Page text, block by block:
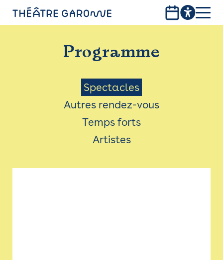
PROGRAMME
INFOS PRATIQUES
AVEC LES PUBLICS
ACCESSIBILITÉ
LES PRODUCTIONS
Programme
Menu
Saison
Spectacles
Autres rendez-vous
Temps forts
Artistes